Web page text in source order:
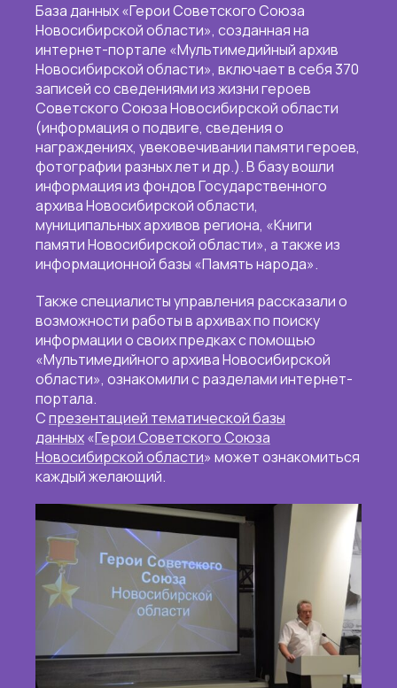
База данных «Герои Советского Союза
Новосибирской области», созданная на
интернет-портале «Мультимедийный архив
Новосибирской области», включает в себя 370
записей со сведениями из жизни героев
Советского Союза Новосибирской области
(информация о подвиге, сведения о
награждениях, увековечивании памяти героев,
фотографии разных лет и др.). В базу вошли
информация из фондов Государственного
архива Новосибирской области,
муниципальных архивов региона, «Книги
памяти Новосибирской области», а также из
информационной базы «Память народа».
Также специалисты управления рассказали о
возможности работы в архивах по поиску
информации о своих предках с помощью
«Мультимедийного архива Новосибирской
области», ознакомили с разделами интернет-
портала.
Спрезентацией тематической базы
данных«Герои Советского Союза
Новосибирской области» может ознакомиться
каждый желающий.